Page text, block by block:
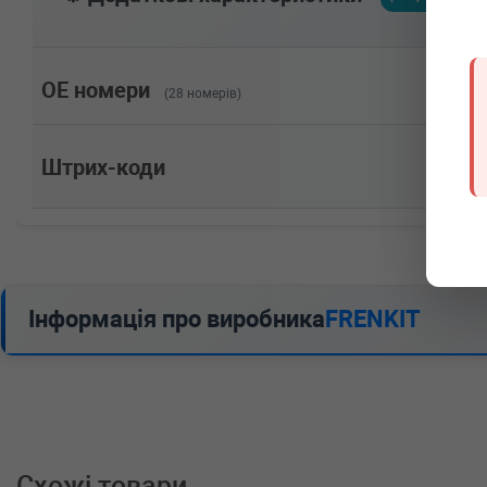
1.4 Turbo (2015-н.в.) 0 л.с. (2015-11-01-) (Тип: ,
1.4 Turbo (2015-н.в.) 0 л.с. (2015-11-01-) (Тип: ,
OPEL ASTRA K Sports Tourer (B16)
1.4 (2015-н.в.) 0 л.с. (2015-11-01-) (Тип: , Об'єм: 74cc,
1.6 Turbo (2015-н.в.) 0 л.с. (2015-11-01-) (Тип: ,
1.6 CDTi (2015-н.в.) 0 л.с. (2015-11-01-) (Тип: ,
1.6 CDTi (2015-н.в.) 0 л.с. (2015-06-01-) (Тип: , Об'єм:
1.6 CDTi (2015-н.в.) 0 л.с. (2015-06-01-) (Тип: , Об'єм:
OE номери (28 номерів)
Штрих-коди
Інформація про виробникаFRENKIT